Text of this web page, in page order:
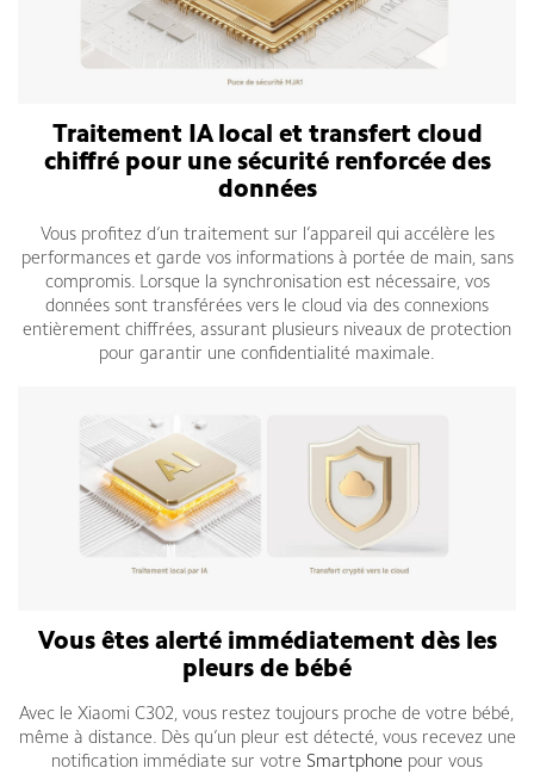
Traitement IA local et transfert cloud
chiffré pour une sécurité renforcée des
données
Vous profitez d’un traitement sur l’appareil qui accélère les
performances et garde vos informations à portée de main, sans
compromis. Lorsque la synchronisation est nécessaire, vos
données sont transférées vers le cloud via des connexions
entièrement chiffrées, assurant plusieurs niveaux de protection
pour garantir une confidentialité maximale.
Vous êtes alerté immédiatement dès les
pleurs de bébé
Avec le Xiaomi C302, vous restez toujours proche de votre bébé,
même à distance. Dès qu’un pleur est détecté, vous recevez une
notification immédiate sur votre Smartphone pour vous